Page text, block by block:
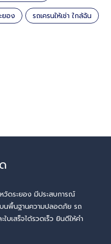
ยอง รถเครนให้เช่า ใกล้ฉัน
หวัดระยอง มีประสบการณ์
บนพื้นฐานความปลอดภัย รถ
บเสร็จได้รวดเร็ว ยินดีให้คำ